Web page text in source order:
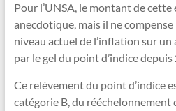
Pour l’UNSA, le montant de cette
anecdotique, mais il ne
niveau actuel de l’inflation sur
par le gel du point d’indice depuis
Ce relèvement du point d’indice
catégorie B, du rééchelonnement